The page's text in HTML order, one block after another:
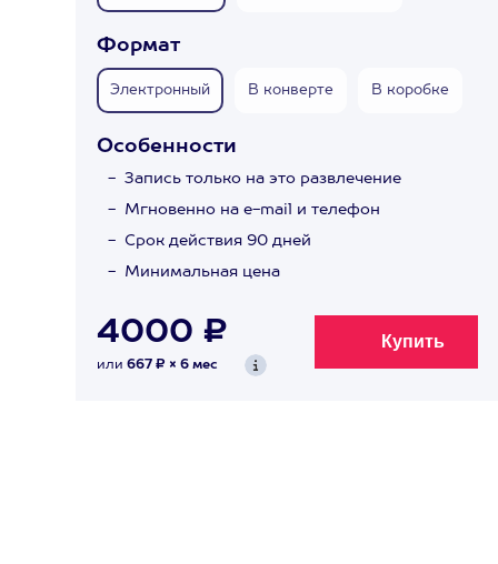
Формат
Электронный В конверте В коробке
Особенности
Запись только на это развлечение
Мгновенно на e-mail и телефон
Срок действия 90 дней
Минимальная цена
4000 ₽
или 667 ₽ × 6 мес